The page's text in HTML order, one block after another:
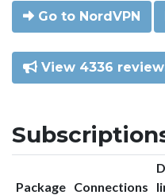
Go to NordVPN
View 4336
Package Connections